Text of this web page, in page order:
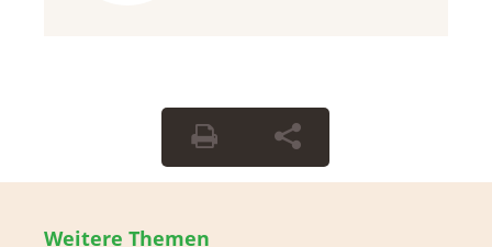
Weitere Themen